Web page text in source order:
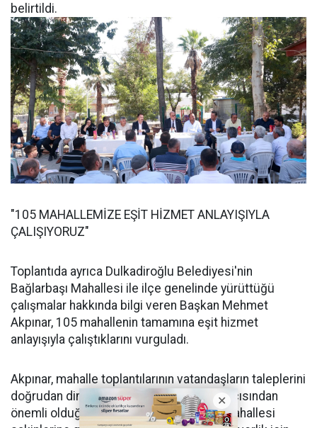
belirtildi.
"105 MAHALLEMİZE EŞİT HİZMET ANLAYIŞIYLA
ÇALIŞIYORUZ"
Toplantıda ayrıca Dulkadiroğlu Belediyesi'nin
Bağlarbaşı Mahallesi ile ilçe genelinde yürüttüğü
çalışmalar hakkında bilgi veren Başkan Mehmet
Akpınar, 105 mahallenin tamamına eşit hizmet
anlayışıyla çalıştıklarını vurguladı.
Akpınar, mahalle toplantılarının vatandaşların taleplerini
doğrudan dinlemek ve çözüm üretmek açısından
önemli olduğunu belirterek, Bağlarbaşı Mahallesi